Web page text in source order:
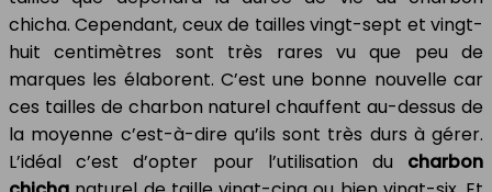
chicha. Cependant, ceux de tailles vingt-sept et vingt-
huit centimètres sont très rares vu que peu de
marques les élaborent. C’est une bonne nouvelle car
ces tailles de charbon naturel chauffent au-dessus de
la moyenne c’est-à-dire qu’ils sont très durs à gérer.
L’idéal c’est d’opter pour l’utilisation du charbon